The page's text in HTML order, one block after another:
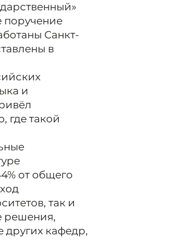
поручение
Санкт-
в
и
где такой
от общего
так и
решения,
других кафедр,